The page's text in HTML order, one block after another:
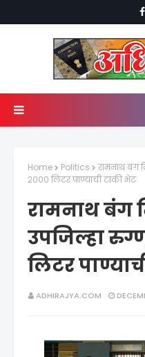
Home Politics
रामनाथ बंग
२००० लिटर पाण्याची टाकी भेट
रामनाथ बंग
उपजिल्हा
लिटर
ADHIRAJYA.COM